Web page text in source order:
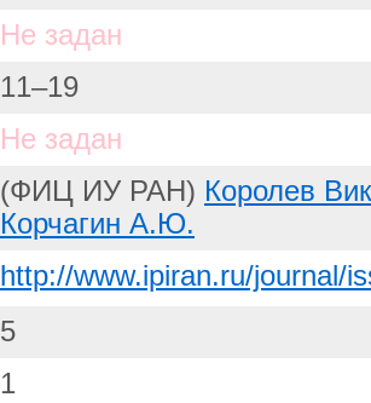
Не задан
11–19
Не задан
(ФИЦ ИУ РАН) Королев
Корчагин А.Ю.
http://www.ipiran.ru/journal/
5
1